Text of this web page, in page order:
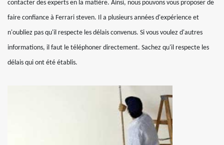
contacter des experts en la matière. Ainsi, nous pouvons vous proposer de
faire confiance à Ferrari steven. Il a plusieurs années d'expérience et
n'oubliez pas qu'il respecte les délais convenus. Si vous voulez d'autres
informations, il faut le téléphoner directement. Sachez qu'il respecte les
délais qui ont été établis.